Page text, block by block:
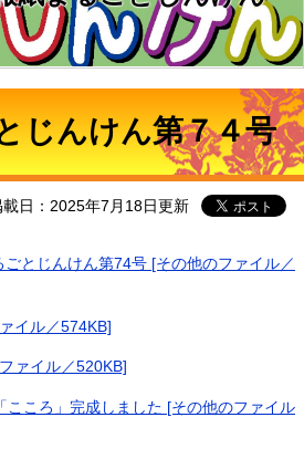
じんけん第７４号
載日：2025年7月18日更新
とじんけん第74号 [その他のファイル／
イル／574KB]
ァイル／520KB]
ころ」完成しました [その他のファイル